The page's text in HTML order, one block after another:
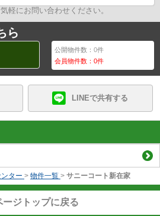
軽にお問い合わせください。
ら
公開物件数：0件
会員物件数：0件
LINEで共有する
ター > 物件一覧 > サニーコート新在家
ージトップに戻る